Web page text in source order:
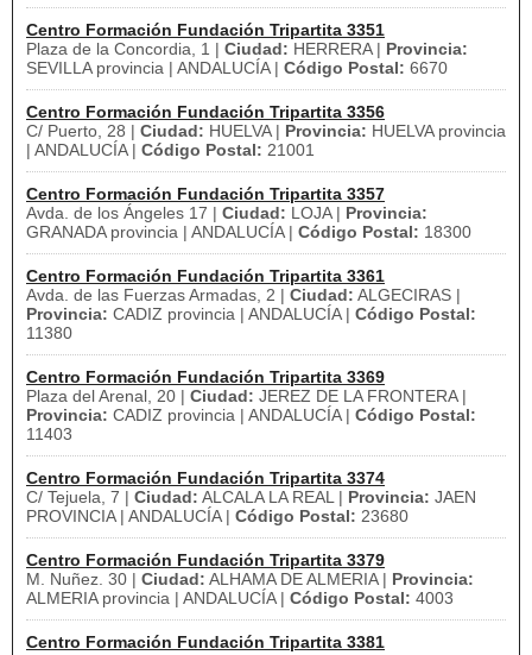
Centro Formación Fundación Tripartita 3351
Plaza de la Concordia, 1 | Ciudad: HERRERA | Provincia:
SEVILLA provincia | ANDALUCÍA | Código Postal: 6670
Centro Formación Fundación Tripartita 3356
C/ Puerto, 28 | Ciudad: HUELVA | Provincia: HUELVA provincia
| ANDALUCÍA | Código Postal: 21001
Centro Formación Fundación Tripartita 3357
Avda. de los Ángeles 17 | Ciudad: LOJA | Provincia:
GRANADA provincia | ANDALUCÍA | Código Postal: 18300
Centro Formación Fundación Tripartita 3361
Avda. de las Fuerzas Armadas, 2 | Ciudad: ALGECIRAS |
Provincia: CADIZ provincia | ANDALUCÍA | Código Postal:
11380
Centro Formación Fundación Tripartita 3369
Plaza del Arenal, 20 | Ciudad: JEREZ DE LA FRONTERA |
Provincia: CADIZ provincia | ANDALUCÍA | Código Postal:
11403
Centro Formación Fundación Tripartita 3374
C/ Tejuela, 7 | Ciudad: ALCALA LA REAL | Provincia: JAEN
PROVINCIA | ANDALUCÍA | Código Postal: 23680
Centro Formación Fundación Tripartita 3379
M. Nuñez. 30 | Ciudad: ALHAMA DE ALMERIA | Provincia:
ALMERIA provincia | ANDALUCÍA | Código Postal: 4003
Centro Formación Fundación Tripartita 3381